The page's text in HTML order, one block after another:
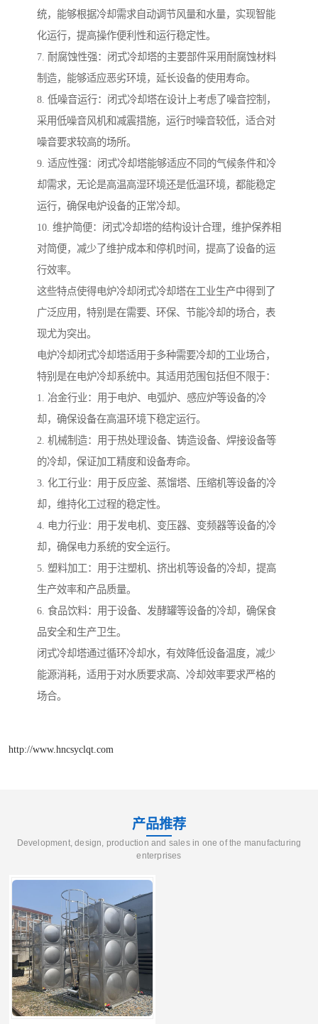
统，能够根据冷却需求自动调节风量和水量，实现智能
化运行，提高操作便利性和运行稳定性。
7. 耐腐蚀性强：闭式冷却塔的主要部件采用耐腐蚀材料
制造，能够适应恶劣环境，延长设备的使用寿命。
8. 低噪音运行：闭式冷却塔在设计上考虑了噪音控制，
采用低噪音风机和减震措施，运行时噪音较低，适合对
噪音要求较高的场所。
9. 适应性强：闭式冷却塔能够适应不同的气候条件和冷
却需求，无论是高温高湿环境还是低温环境，都能稳定
运行，确保电炉设备的正常冷却。
10. 维护简便：闭式冷却塔的结构设计合理，维护保养相
对简便，减少了维护成本和停机时间，提高了设备的运
行效率。
这些特点使得电炉冷却闭式冷却塔在工业生产中得到了
广泛应用，特别是在需要、环保、节能冷却的场合，表
现尤为突出。
电炉冷却闭式冷却塔适用于多种需要冷却的工业场合，
特别是在电炉冷却系统中。其适用范围包括但不限于：
1. 冶金行业：用于电炉、电弧炉、感应炉等设备的冷
却，确保设备在高温环境下稳定运行。
2. 机械制造：用于热处理设备、铸造设备、焊接设备等
的冷却，保证加工精度和设备寿命。
3. 化工行业：用于反应釜、蒸馏塔、压缩机等设备的冷
却，维持化工过程的稳定性。
4. 电力行业：用于发电机、变压器、变频器等设备的冷
却，确保电力系统的安全运行。
5. 塑料加工：用于注塑机、挤出机等设备的冷却，提高
生产效率和产品质量。
6. 食品饮料：用于设备、发酵罐等设备的冷却，确保食
品安全和生产卫生。
闭式冷却塔通过循环冷却水，有效降低设备温度，减少
能源消耗，适用于对水质要求高、冷却效率要求严格的
场合。
http://www.hncsyclqt.com
产品推荐
Development, design, production and sales in one of the manufacturing
enterprises